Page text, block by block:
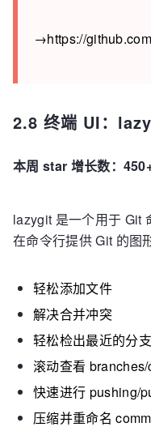
→https://
2.8 终端 UI：
本周 star 增长数：
lazygit 是一个用于 Git
在命令行提供 Git 的图
轻松添加文件
解决合并冲突
轻松检出最近的分支
滚动查看
快速进行 pushing/
压缩并重命名